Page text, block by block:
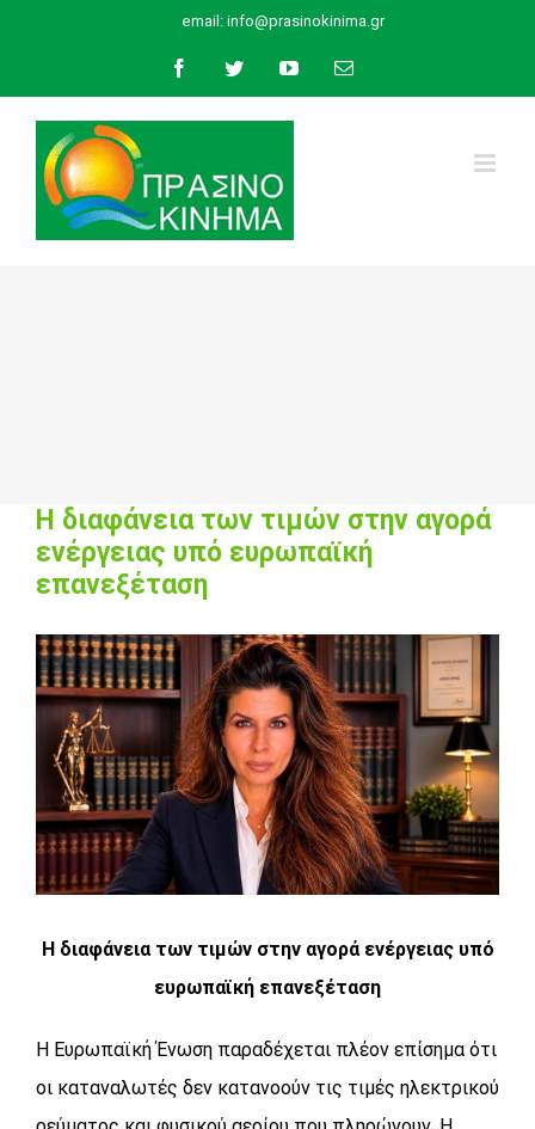
content
email: info@prasinokinima.gr
FacebookTwitterYouTubeEmail
Η διαφάνεια των τιμών στην αγορά
ενέργειας υπό ευρωπαϊκή
επανεξέταση
View
Larger
Image
Η διαφάνεια των τιμών στην αγορά ενέργειας υπό
ευρωπαϊκή επανεξέταση
Η Ευρωπαϊκή Ένωση παραδέχεται πλέον επίσημα ότι
οι καταναλωτές δεν κατανοούν τις τιμές ηλεκτρικού